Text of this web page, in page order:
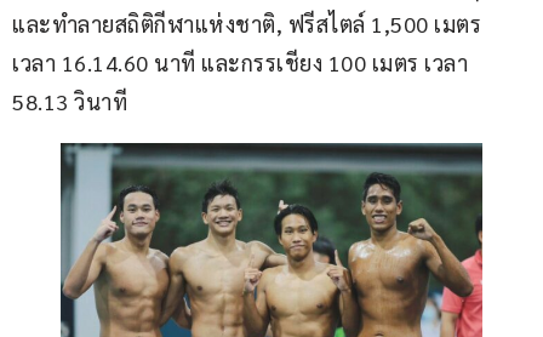
และทำลายสถิติกีฬาแห่งชาติ, ฟรีสไตล์ 1,500 เมตร
เวลา 16.14.60 นาที และกรรเชียง 100 เมตร เวลา
58.13 วินาที